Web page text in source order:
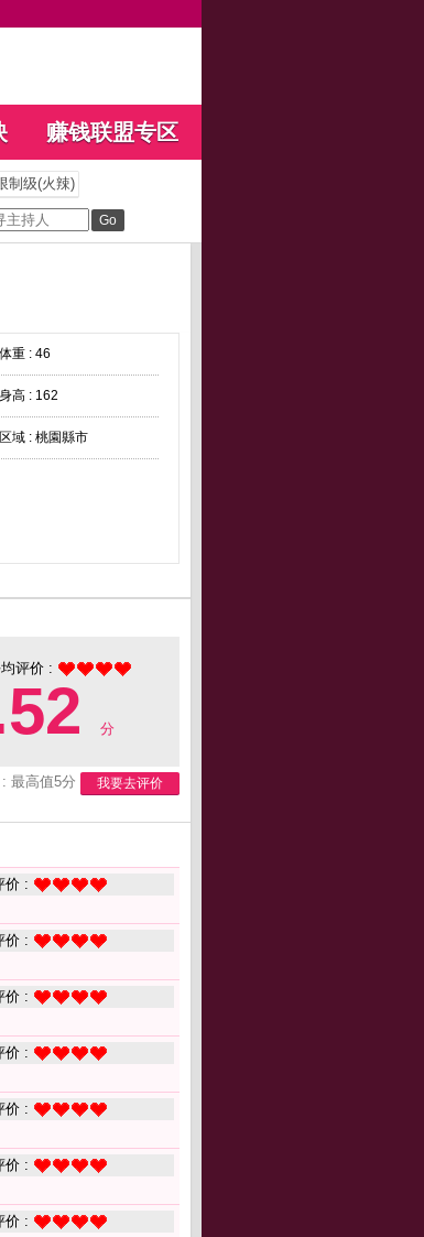
赚钱联盟专区
制级(火辣)
体重 : 46
身高 : 162
区域 : 桃園縣市
评价 :
分
最高值5分 我要去评价
价 :
价 :
价 :
价 :
价 :
价 :
价 :